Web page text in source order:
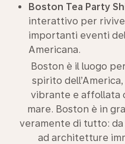
Boston Tea Party
interattivo per
importanti eventi
Americana.
Boston è il luogo
spirito
vibrante e affollata
mare. Boston è in
veramente di tutto:
ad architetture